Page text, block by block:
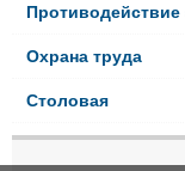
Противодействие
Охрана труда
Столовая